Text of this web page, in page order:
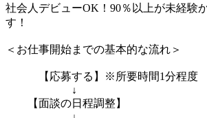
社会人デビューOK！90％以上が未経験
す！
＜お仕事開始までの基本的な流れ＞
【応募する】※所要時間1分程度
↓
【面談の日程調整】